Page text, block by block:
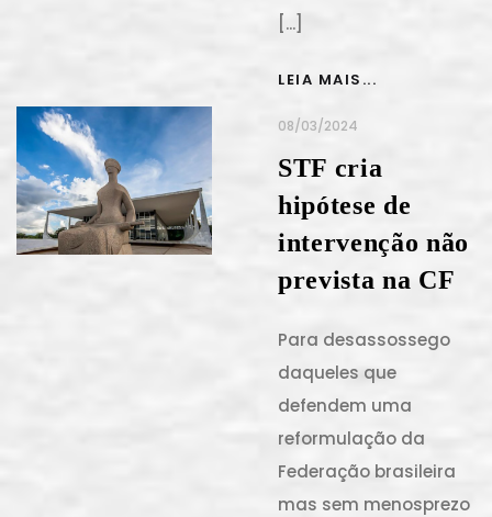
[...]
LEIA MAIS...
08/03/2024
STF cria
hipótese de
intervenção não
prevista na CF
Para desassossego
daqueles que
defendem uma
reformulação da
Federação brasileira
mas sem menosprezo